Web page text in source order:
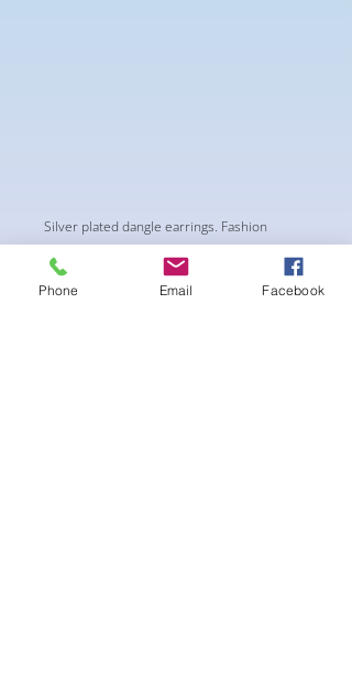
Silver plated dangle earrings. Fashion
costume jewelry Available in different
colours
Phone Email Facebook